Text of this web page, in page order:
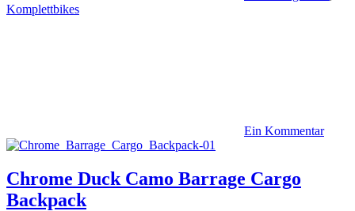
Komplettbikes
Ein Kommentar
Chrome Duck Camo Barrage Cargo
Backpack